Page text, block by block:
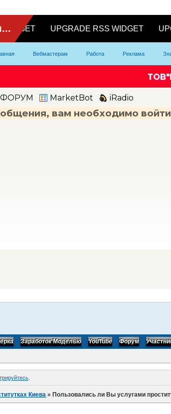
Вебмастерам Работа Реклама
Заработок Моделью YouTube Форум
.
Киева »Пользовались ли Вы услугами